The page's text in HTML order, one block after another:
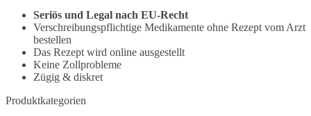
Seriös und Legal nach EU-Recht
Verschreibungspflichtige Medikamente ohne Rezept vom Arzt
bestellen
Das Rezept wird online ausgestellt
Keine Zollprobleme
Zügig & diskret
Produktkategorien